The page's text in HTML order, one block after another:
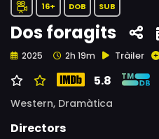
16+ DOB SUB
Dos foragits
2025 2h 19m Tràiler
5.8
Western, Dramàtica
Directors